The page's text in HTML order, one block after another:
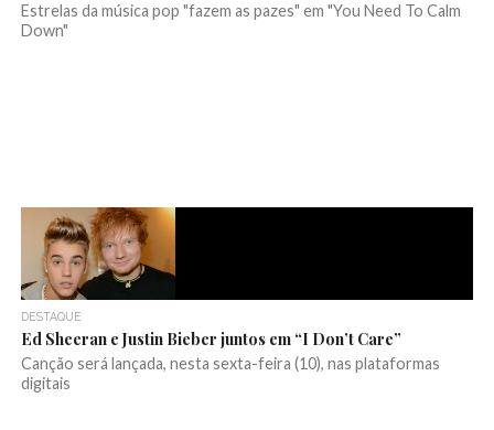
Estrelas da música pop "fazem as pazes" em "You Need To Calm
Down"
DESTAQUE
Ed Sheeran e Justin Bieber juntos em “I Don’t Care”
Canção será lançada, nesta sexta-feira (10), nas plataformas
digitais